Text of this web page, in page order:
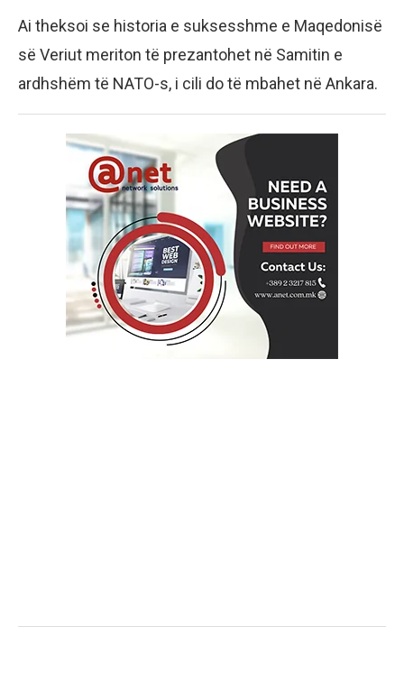
Ai theksoi se historia e suksesshme e Maqedonisë
së Veriut meriton të prezantohet në Samitin e
ardhshëm të NATO-s, i cili do të mbahet në Ankara.